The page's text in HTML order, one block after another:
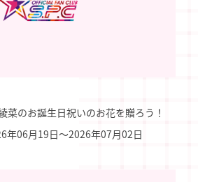
菜のお誕生日祝いのお花を贈ろう！
年06月19日〜2026年07月02日